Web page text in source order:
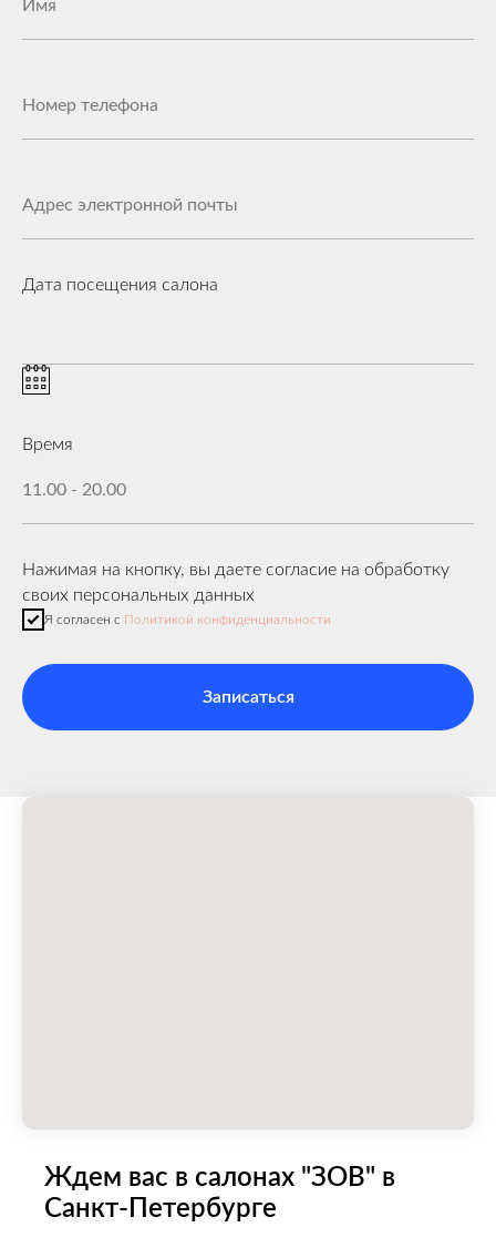
Дата посещения салона
Время
Нажимая на кнопку, вы даете согласие на обработку
своих персональных данных
Я согласен с Политикой конфиденциальности
Записаться
Ждем вас в салонах "ЗОВ" в
Санкт-Петербурге